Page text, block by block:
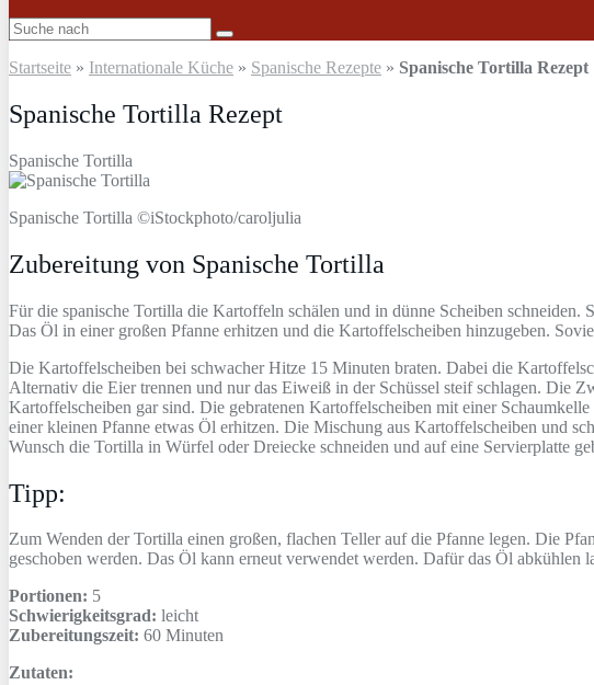
Startseite » Internationale Küche » Spanische Rezepte » Spanische Tortilla Rezept
Spanische Tortilla Rezept
Spanische Tortilla
Spanische Tortilla ©iStockphoto/caroljulia
Zubereitung von Spanische Tortilla
Für die spanische Tortilla die Kartoffeln schälen und in dünne Scheiben
Das Öl in einer großen Pfanne erhitzen und die Kartoffelscheiben hinzugeben.
Die Kartoffelscheiben bei schwacher Hitze 15 Minuten braten. Dabei die
Alternativ die Eier trennen und nur das Eiweiß in der Schüssel steif schlagen. Die
Kartoffelscheiben gar sind. Die gebratenen Kartoffelscheiben mit einer
einer kleinen Pfanne etwas Öl erhitzen. Die Mischung aus Kartoffelscheiben und
Wunsch die Tortilla in Würfel oder Dreiecke schneiden und auf eine Servierplatte
Tipp:
Zum Wenden der Tortilla einen großen, flachen Teller auf die Pfanne legen. Die
geschoben werden. Das Öl kann erneut verwendet werden. Dafür das Öl abkühlen
Portionen: 5
Schwierigkeitsgrad: leicht
Zubereitungszeit: 60 Minuten
Zutaten: